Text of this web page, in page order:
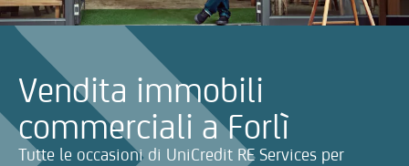
Vendita immobili
commerciali a Forlì
Tutte le occasioni di UniCredit RE Services per